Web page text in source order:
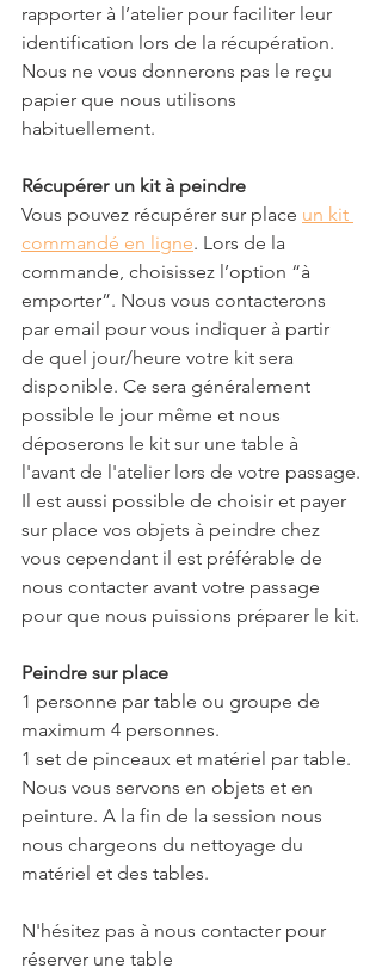
rapporter à l’atelier pour faciliter leur
identification lors de la récupération.
Nous ne vous donnerons pas le reçu
papier que nous utilisons
habituellement.
Récupérer un kit à peindre
Vous pouvez récupérer sur place un kit
commandé en ligne. Lors de la
commande, choisissez l’option “à
emporter”. Nous vous contacterons
par email pour vous indiquer à partir
de quel jour/heure votre kit sera
disponible. Ce sera généralement
possible le jour même et nous
déposerons le kit sur une table à
l'avant de l'atelier lors de votre passage.
Il est aussi possible de choisir et payer
sur place vos objets à peindre chez
vous cependant il est préférable de
nous contacter avant votre passage
pour que nous puissions préparer le kit.
Peindre sur place
1 personne par table ou groupe de
maximum 4 personnes.
1 set de pinceaux et matériel par table.
Nous vous servons en objets et en
peinture. A la fin de la session nous
nous chargeons du nettoyage du
matériel et des tables.
N'hésitez pas à nous contacter pour
réserver une table